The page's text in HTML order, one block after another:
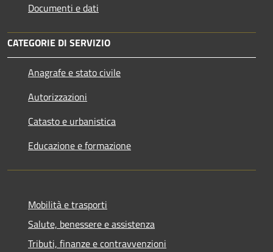
Documenti e dati
CATEGORIE DI SERVIZIO
Anagrafe e stato civile
Autorizzazioni
Catasto e urbanistica
Educazione e formazione
Mobilità e trasporti
Salute, benessere e assistenza
Tributi, finanze e contravvenzioni